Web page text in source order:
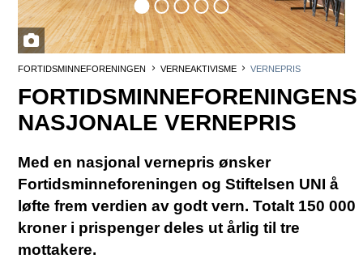
FORTIDSMINNEFORENINGEN VERNEAKTIVISME VERNEPRIS
FORTIDSMINNEFORENINGENS
NASJONALE VERNEPRIS
Med en nasjonal vernepris ønsker
Fortidsminneforeningen og Stiftelsen UNI å
løfte frem verdien av godt vern. Totalt 150 000
kroner i prispenger deles ut årlig til tre
mottakere.